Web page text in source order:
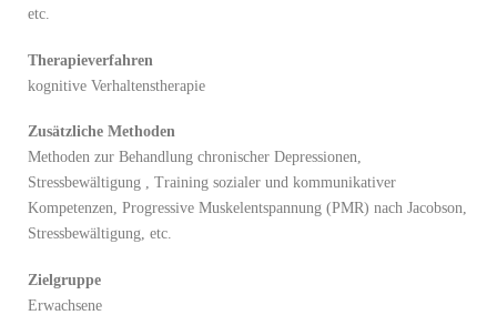
etc.
Therapieverfahren
kognitive Verhaltenstherapie
Zusätzliche Methoden
Methoden zur Behandlung chronischer Depressionen,
Stressbewältigung , Training sozialer und kommunikativer
Kompetenzen, Progressive Muskelentspannung (PMR) nach Jacobson,
Stressbewältigung, etc.
Zielgruppe
Erwachsene